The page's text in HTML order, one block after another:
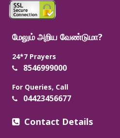
மேலும் அறிய வேண்டுமா?
24*7 Prayers
8546999000
For Queries, Call
04423456677
Contact Details